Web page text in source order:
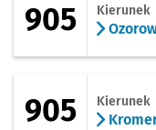
905 Kierunek
905 Kierunek